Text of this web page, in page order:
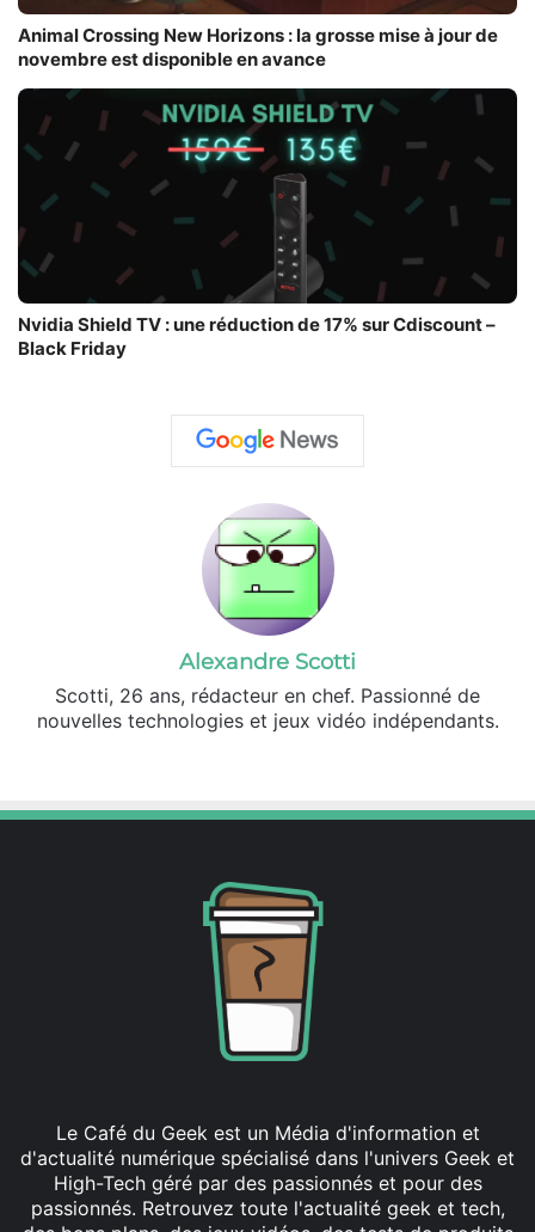
Animal Crossing New Horizons : la grosse mise à jour de
novembre est disponible en avance
Nvidia Shield TV : une réduction de 17% sur Cdiscount –
Black Friday
Alexandre Scotti
Scotti, 26 ans, rédacteur en chef. Passionné de
nouvelles technologies et jeux vidéo indépendants.
Le Café du Geek est un Média d'information et
d'actualité numérique spécialisé dans l'univers Geek et
High-Tech géré par des passionnés et pour des
passionnés. Retrouvez toute l'actualité geek et tech,